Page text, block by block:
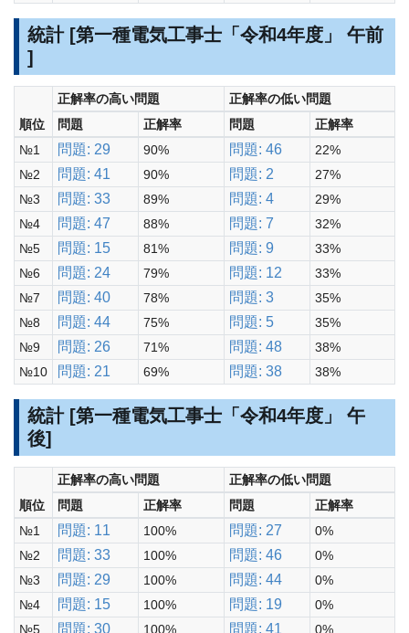
統計 [第一種電気工事士「令和4年度」 午前
]
順位
正解率の高い問題
正解率の低い問題
問題
正解率 問題
正解率
№1
問題: 29 90% 問題: 46
22%
№2
問題: 41 90% 問題: 2
27%
№3
問題: 33 89% 問題: 4
29%
№4
問題: 47 88% 問題: 7
32%
№5
問題: 15 81% 問題: 9
33%
№6
問題: 24 79% 問題: 12
33%
№7
問題: 40 78% 問題: 3
35%
№8
問題: 44 75% 問題: 5
35%
№9
問題: 26 71% 問題: 48
38%
№10
問題: 21 69% 問題: 38 38%
統計 [第一種電気工事士「令和4年度」 午
後]
順位
正解率の高い問題
正解率の低い問題
問題
正解率 問題
正解率
№1
問題: 11 100% 問題: 27
0%
№2
問題: 33 100% 問題: 46
0%
№3
問題: 29 100% 問題: 44
0%
№4
問題: 15 100% 問題: 19
0%
№5
問題: 30 100% 問題: 41 0%